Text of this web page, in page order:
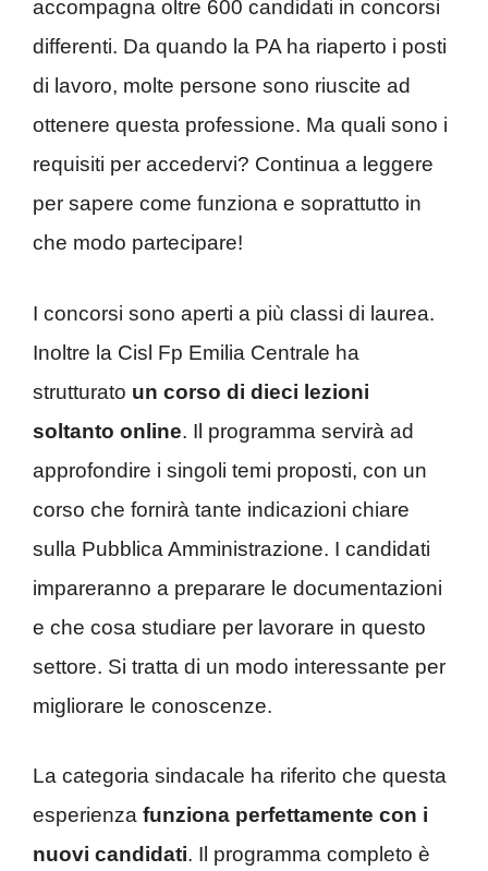
accompagna oltre 600 candidati in concorsi
differenti. Da quando la PA ha riaperto i posti
di lavoro, molte persone sono riuscite ad
ottenere questa professione. Ma quali sono i
requisiti per accedervi? Continua a leggere
per sapere come funziona e soprattutto in
che modo partecipare!
I concorsi sono aperti a più classi di laurea.
Inoltre la Cisl Fp Emilia Centrale ha
strutturato un corso di dieci lezioni
soltanto online. Il programma servirà ad
approfondire i singoli temi proposti, con un
corso che fornirà tante indicazioni chiare
sulla Pubblica Amministrazione. I candidati
impareranno a preparare le documentazioni
e che cosa studiare per lavorare in questo
settore. Si tratta di un modo interessante per
migliorare le conoscenze.
La categoria sindacale ha riferito che questa
esperienza funziona perfettamente con i
nuovi candidati. Il programma completo è